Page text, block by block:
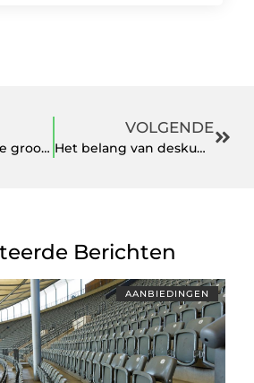
Een betrouwbare groothandel waar u een geschikte ladder vindt
VOLGENDE
Het belang van deskundig handgemaakte keukens plaatsen
Berichten
AANBIEDINGEN